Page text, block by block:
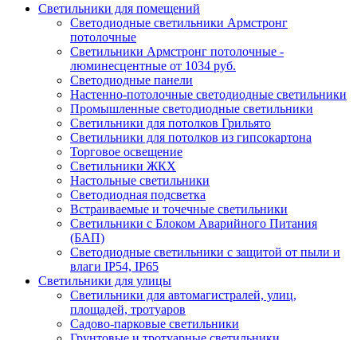
Светильники для помещений
Светодиодные светильники Армстронг
потолочные
Светильники Армстронг потолочные -
люминесцентные от 1034 руб.
Светодиодные панели
Настенно-потолочные светодиодные светильники
Промышленные светодиодные светильники
Светильники для потолков Грильято
Светильники для потолков из гипсокартона
Торговое освещение
Светильники ЖКХ
Настольные светильники
Светодиодная подсветка
Встраиваемые и точечные светильники
Светильники с Блоком Аварийного Питания
(БАП)
Светодиодные светильники с защитой от пыли и
влаги IP54, IP65
Светильники для улицы
Светильники для автомагистралей, улиц,
площадей, тротуаров
Садово-парковые светильники